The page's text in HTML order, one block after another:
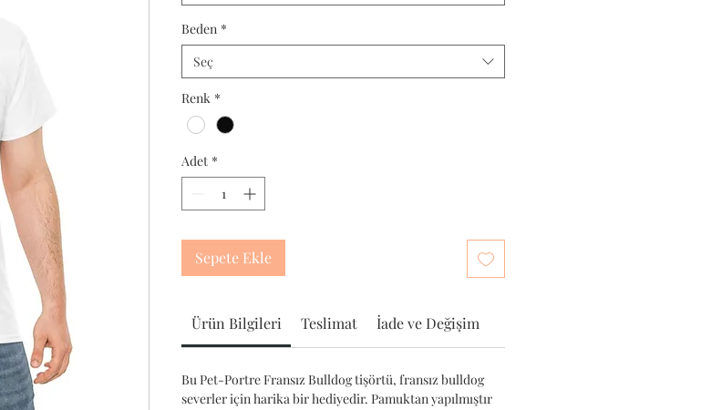
Beden *
Seç
Renk *
Adet *
Sepete Ekle
Ürün Bilgileri Teslimat İade ve Değişim
Bu Pet-Portre Fransız Bulldog tişörtü, fransız bulldog
severler için harika bir hediyedir. Pamuktan yapılmıştır